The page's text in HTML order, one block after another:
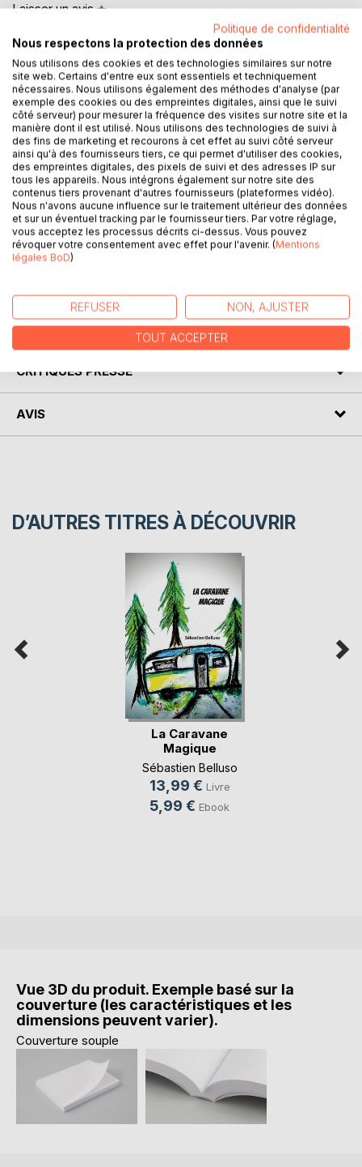
Laisser un avis
DESCRIPTION
Ce petit recueil de pensées et d'aphorismes offre un
voyage avec soi-même pour un meilleur échange avec
autrui.
Des pages très aériennes pour une imagination plus légère.
Un petit livre qui peut être feuilleté simplement et qui peut
être lu rapidement dans son intégralité et demeure comme
AUTEUR(S)
CRITIQUES PRESSE
AVIS
D’AUTRES TITRES À DÉCOUVRIR
La Caravane
Magique
Sébastien Belluso
13,99 € Livre
5,99 € Ebook
Vue 3D du produit. Exemple basé sur la
couverture (les caractéristiques et les
dimensions peuvent varier).
Couverture souple
Politique de confidentialité
Nous respectons la protection des données
Nous utilisons des cookies et des technologies similaires sur notre
site web. Certains d'entre eux sont essentiels et techniquement
nécessaires. Nous utilisons également des méthodes d'analyse (par
exemple des cookies ou des empreintes digitales, ainsi que le suivi
côté serveur) pour mesurer la fréquence des visites sur notre site et la
manière dont il est utilisé. Nous utilisons des technologies de suivi à
des fins de marketing et recourons à cet effet au suivi côté serveur
ainsi qu'à des fournisseurs tiers, ce qui permet d'utiliser des cookies,
des empreintes digitales, des pixels de suivi et des adresses IP sur
tous les appareils. Nous intégrons également sur notre site des
contenus tiers provenant d'autres fournisseurs (plateformes vidéo).
Nous n'avons aucune influence sur le traitement ultérieur des données
et sur un éventuel tracking par le fournisseur tiers. Par votre réglage,
vous acceptez les processus décrits ci-dessus. Vous pouvez
révoquer votre consentement avec effet pour l'avenir. (Mentions
légales BoD)
REFUSER NON, AJUSTER
TOUT ACCEPTER